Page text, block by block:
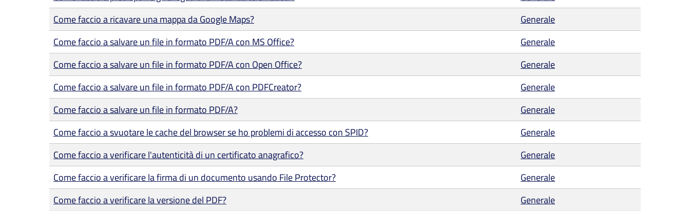
Come faccio a ricavare una mappa da Google Maps?
Generale
Come faccio a salvare un file in formato PDF/A con MS Office?
Generale
Come faccio a salvare un file in formato PDF/A con Open Office?
Generale
Come faccio a salvare un file in formato PDF/A con PDFCreator?
Generale
Come faccio a salvare un file in formato PDF/A?
Generale
Come faccio a svuotare le cache del browser se ho problemi di accesso con SPID?
Generale
Come faccio a verificare l'autenticità di un certificato anagrafico?
Generale
Come faccio a verificare la firma di un documento usando File Protector?
Generale
Come faccio a verificare la versione del PDF?
Generale